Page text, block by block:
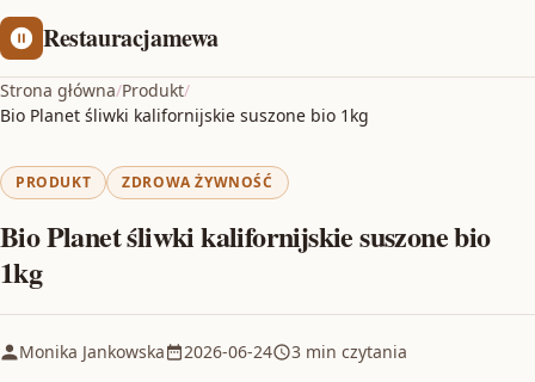
Restauracjamewa
Strona główna/Produkt/
Bio Planet śliwki kalifornijskie suszone bio 1kg
PRODUKT ZDROWA ŻYWNOŚĆ
Bio Planet śliwki kalifornijskie suszone bio
1kg
Monika Jankowska 2026-06-24 3 min czytania